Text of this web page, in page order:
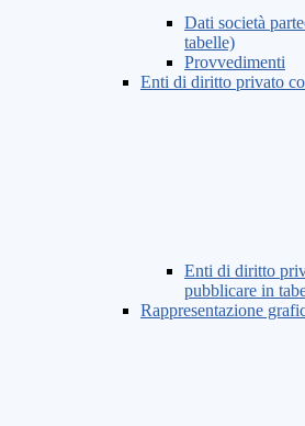
Dati società
tabelle)
Provvedimenti
Enti di diritto privato
Enti di diritto
pubblicare in
Rappresentazione